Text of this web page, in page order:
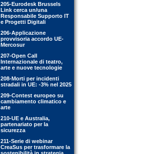
205-Eurodesk Brussels
Link cerca un/una
Responsabile Supporto IT
e Progetti Digitali
206-Applicazione
provvisoria accordo UE-
Mercosur
207-Open Call
Internazionale di teatro,
arte e nuove tecnologie
208-Morti per incidenti
stradali in UE: -3% nel 2025
209-Contest europeo su
cambiamento climatico e
arte
210-UE e Australia,
partenariato per la
sicurezza
211-Serie di webinar
CreaSus per trasformare la